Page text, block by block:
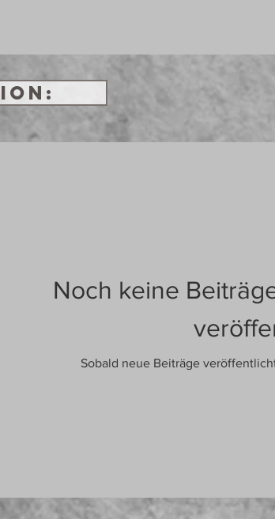
Noch keine
Sobald neue Beiträge